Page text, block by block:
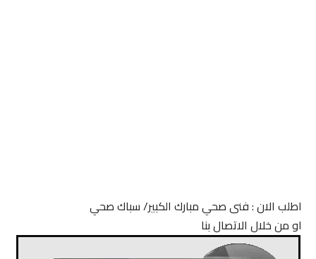
اطلب الان : فنى صحي مبارك الكبير/ سباك صحي
او من خلال الاتصال بنا